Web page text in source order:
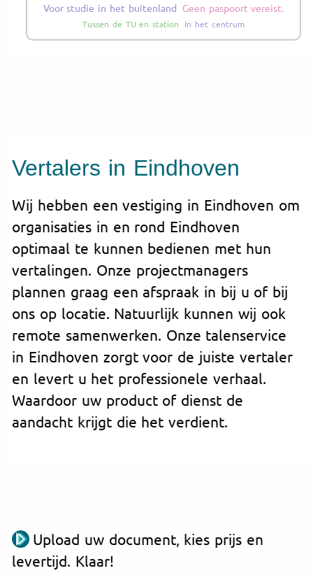
Voor studie in het buitenland Geen paspoort vereist.
Tussen de TU en station In het centrum
Vertalers in Eindhoven
Wij hebben een vestiging in Eindhoven om
organisaties in en rond Eindhoven
optimaal te kunnen bedienen met hun
vertalingen. Onze projectmanagers
plannen graag een afspraak in bij u of bij
ons op locatie. Natuurlijk kunnen wij ook
remote samenwerken. Onze talenservice
in Eindhoven zorgt voor de juiste vertaler
en levert u het professionele verhaal.
Waardoor uw product of dienst de
aandacht krijgt die het verdient.
Upload uw document, kies prijs en
levertijd. Klaar!